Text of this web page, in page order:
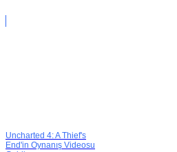
Uncharted 4: A Thief's
End'in Oynanış Videosu